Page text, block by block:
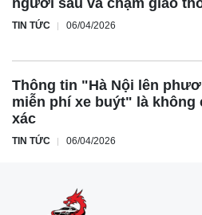
TIN TỨC 06/04/2026
Thông tin "Hà Nội lên
miễn phí xe buýt" là không
xác
TIN TỨC 06/04/2026